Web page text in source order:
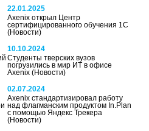
22.01.2025
Axenix открыл Центр
сертифицированного обучения 1С
(Новости)
10.10.2024
Студенты тверских вузов
погрузились в мир ИТ в офисе
Axenix(Новости)
02.07.2024
Axenix стандартизировал работу
над флагманским продуктом In.Plan
с помощью Яндекс Трекера
(Новости)